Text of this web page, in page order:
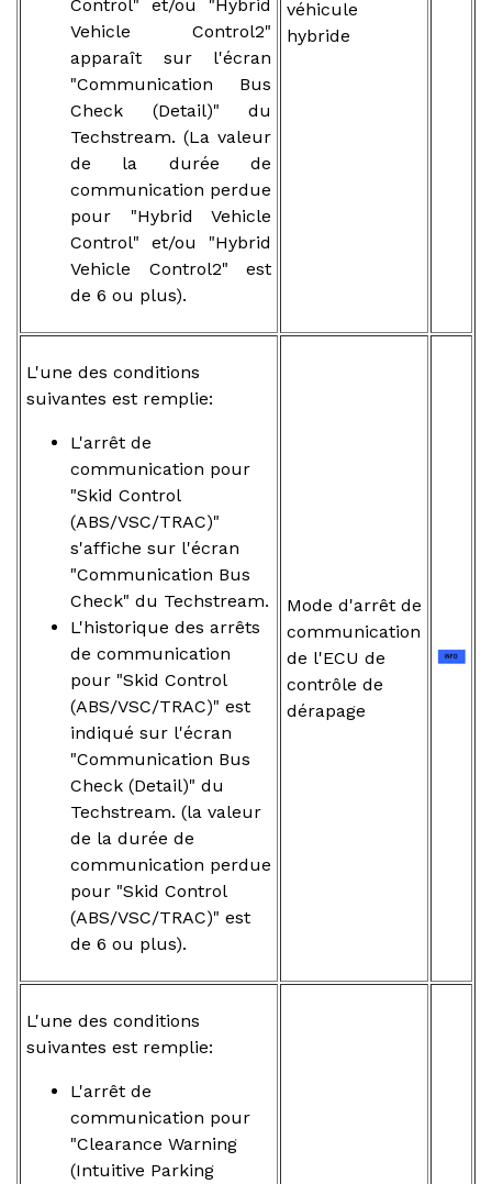
Control" et/ou "Hybrid
Vehicle Control2"
apparaît sur l'écran
"Communication Bus
Check (Detail)" du
Techstream. (La valeur
de la durée de
communication perdue
pour "Hybrid Vehicle
Control" et/ou "Hybrid
Vehicle Control2" est
de 6 ou plus).
véhicule
hybride
L'une des conditions
suivantes est remplie:
L'arrêt de
communication pour
"Skid Control
(ABS/VSC/TRAC)"
s'affiche sur l'écran
"Communication Bus
Check" du Techstream.
L'historique des arrêts
de communication
pour "Skid Control
(ABS/VSC/TRAC)" est
indiqué sur l'écran
"Communication Bus
Check (Detail)" du
Techstream. (la valeur
de la durée de
communication perdue
pour "Skid Control
(ABS/VSC/TRAC)" est
de 6 ou plus).
Mode d'arrêt de
communication
de l'ECU de
contrôle de
dérapage
L'une des conditions
suivantes est remplie:
L'arrêt de
communication pour
"Clearance Warning
(Intuitive Parking